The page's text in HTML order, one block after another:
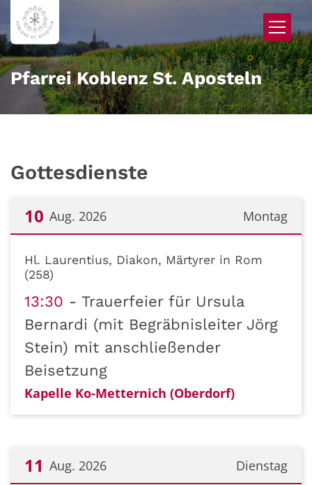
Zum Inhalt springen
Pfarrei Koblenz St. Aposteln
Gottesdienste
Montag
10 Aug. 2026
Hl. Laurentius, Diakon, Märtyrer in Rom
(258)
13:30
Trauerfeier für Ursula
Bernardi (mit Begräbnisleiter Jörg
Stein) mit anschließender
Beisetzung
Kapelle Ko-Metternich (Oberdorf)
Dienstag
11 Aug. 2026